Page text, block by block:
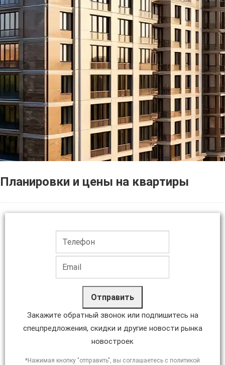
Планировки и цены на квартиры
Отправить
Закажите обратный звонок или подпишитесь на
спецпредложения, скидки и другие новости рынка
новостроек
*Нажимая кнопку "отправить", вы соглашаетесь с политикой